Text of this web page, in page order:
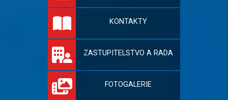
KONTAKTY
ZASTUPITELSTVO A RADA
FOTOGALERIE